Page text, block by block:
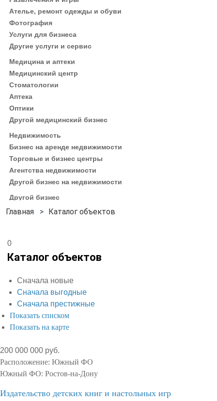
Ателье, ремонт одежды и обуви
Фотография
Услуги для бизнеса
Другие услуги и сервис
Медицина и аптеки
Медицинский центр
Стоматологии
Аптека
Оптики
Другой медицинский бизнес
Недвижимость
Бизнес на аренде недвижимости
Торговые и бизнес центры
Агентства недвижимости
Другой бизнес на недвижимости
Другой бизнес
Каталог объектов
0
Каталог объектов
Сначала новые
Сначала выгодные
Сначала престижные
Показать списком
Показать на карте
200 000 000 руб.
Расположение: Южный ФО
Южный ФО: Ростов-на-Дону
Издательство детских книг и настольных игр